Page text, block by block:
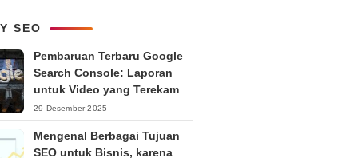
SEO
Pembaruan Terbaru Google
Search Console: Laporan
untuk Video yang Terekam
29 Desember 2025
Mengenal Berbagai Tujuan
SEO untuk Bisnis, karena